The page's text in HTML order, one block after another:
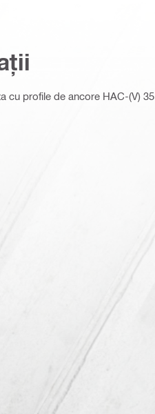
cu profile de ancore HAC-(V)